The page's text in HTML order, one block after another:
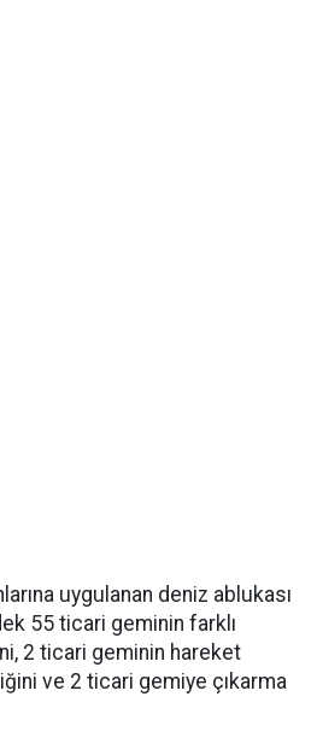
uygulanan deniz ablukası
55 ticari geminin farklı
2 ticari geminin hareket
ve 2 ticari gemiye çıkarma